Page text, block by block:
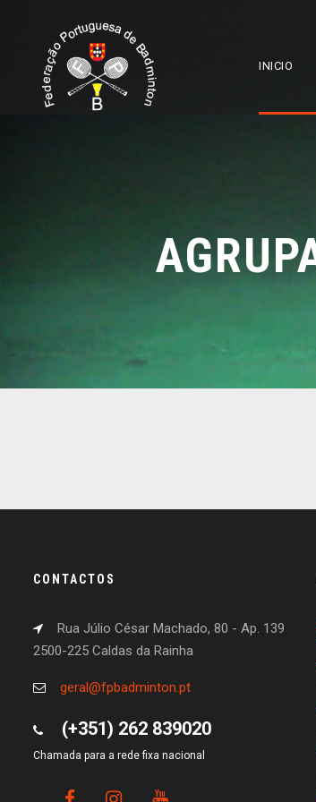
INICIO
CONTACTOS
Rua Júlio César Machado, 80 - Ap. 139
2500-225 Caldas da Rainha
geral@fpbadminton.pt
(+351) 262 839020
Chamada para a rede fixa nacional